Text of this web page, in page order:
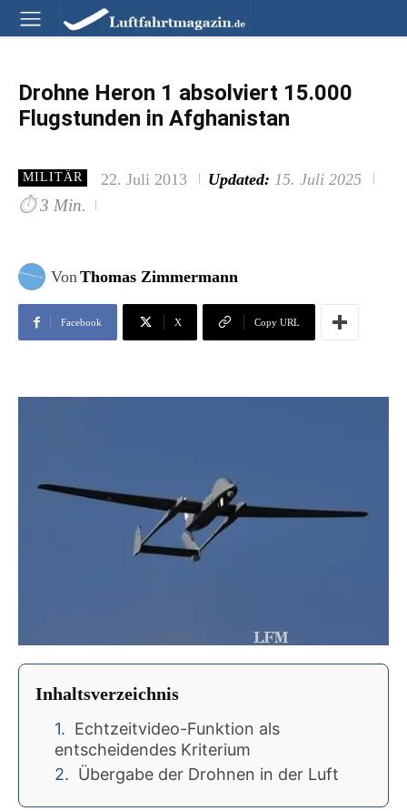
Drohne Heron 1 absolviert 15.000
Flugstunden in Afghanistan
MILITÄR 22. Juli 2013 Updated: 15. Juli 2025
⏱ 3 Min.
VonThomas Zimmermann
Facebook X Copy URL
Inhaltsverzeichnis
Echtzeitvideo-Funktion als
entscheidendes Kriterium
Übergabe der Drohnen in der Luft